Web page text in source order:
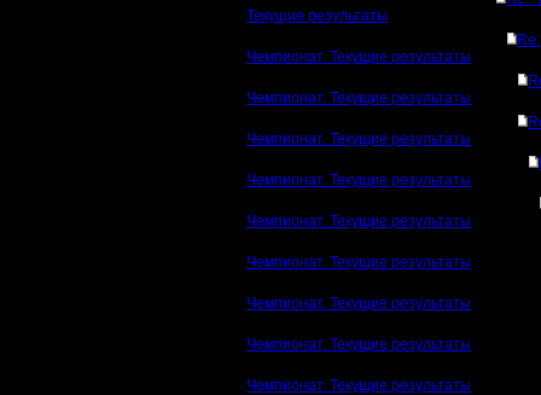
Текущие результаты
Re:
Чемпионат. Текущие результаты
Чемпионат. Текущие результаты
Чемпионат. Текущие результаты
Чемпионат. Текущие результаты
Чемпионат. Текущие результаты
Чемпионат. Текущие результаты
Чемпионат. Текущие результаты
Чемпионат. Текущие результаты
Чемпионат. Текущие результаты